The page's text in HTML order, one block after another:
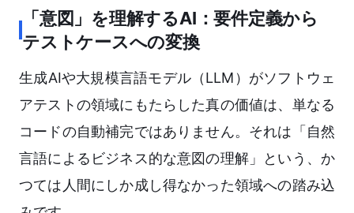
「意図」を理解するAI：要件定義から
テストケースへの変換
生成AIや大規模言語モデル（LLM）がソフトウェ
アテストの領域にもたらした真の価値は、単なる
コードの自動補完ではありません。それは「自然
言語によるビジネス的な意図の理解」という、か
つては人間にしか成し得なかった領域への踏み込